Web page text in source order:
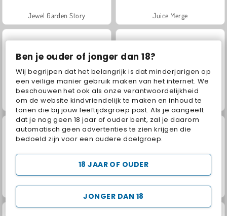
Ben je ouder of jonger dan 18?
Wij begrijpen dat het belangrijk is dat minderjarigen op
een veilige manier gebruik maken van het internet. We
beschouwen het ook als onze verantwoordelijkheid
om de website kindvriendelijk te maken en inhoud te
tonen die bij jouw leeftijdsgroep past. Als je aangeeft
dat je nog geen 18 jaar of ouder bent, zal je daarom
automatisch geen advertenties te zien krijgen die
bedoeld zijn voor een oudere doelgroep.
JONGER DAN 18
18 JAAR OF OUDER
Jewel Garden Story Juice Merge
Grand Mahjong Connect Trollface Quest: USA 2
Heroes of Myths Masha and the Bear: Meadows